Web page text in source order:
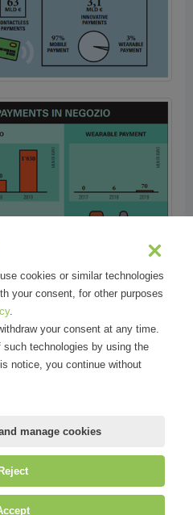
| P.IVA IT09580130962 | Cap. Soc.
cookies or similar technologies
your consent, for other purposes
.
your consent at any time.
technologies by using the
notice, you continue without
manage cookies
Reject